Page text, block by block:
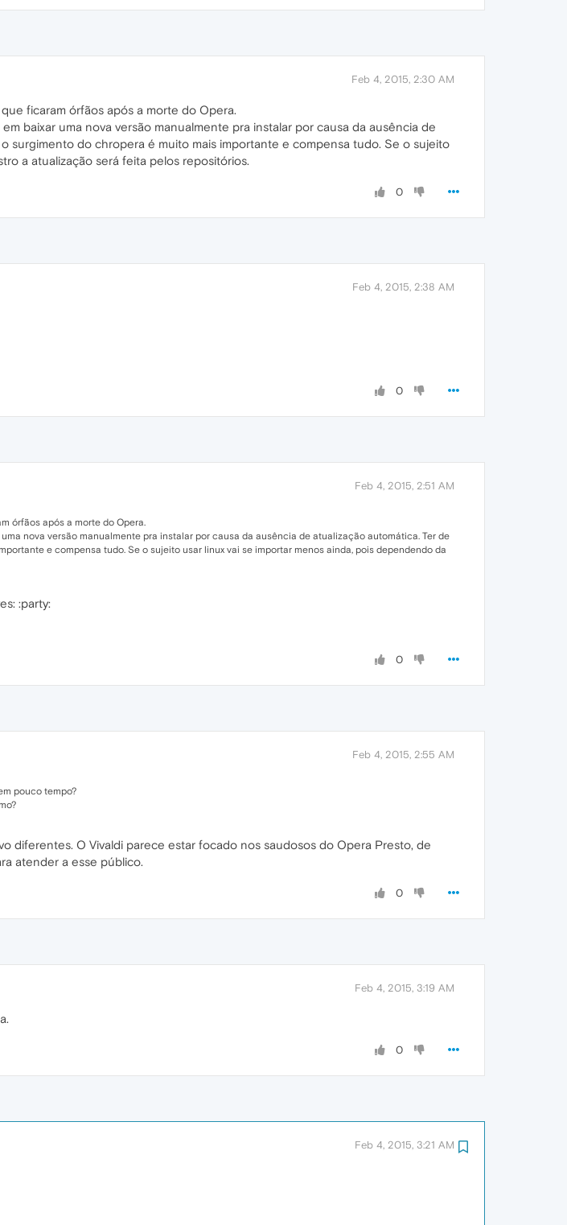
Feb 4, 2015, 2:30 AM
ficaram órfãos após a morte do Opera.
baixar uma nova versão manualmente pra instalar por causa da ausência de
surgimento do chropera é muito mais importante e compensa tudo. Se o sujeito
a atualização será feita pelos repositórios.
0
Feb 4, 2015, 2:38 AM
0
Feb 4, 2015, 2:51 AM
órfãos após a morte do Opera.
nova versão manualmente pra instalar por causa da ausência de atualização automática. Ter de
e compensa tudo. Se o sujeito usar linux vai se importar menos ainda, pois dependendo da
:party:
0
Feb 4, 2015, 2:55 AM
pouco tempo?
diferentes. O Vivaldi parece estar focado nos saudosos do Opera Presto, de
atender a esse público.
0
Feb 4, 2015, 3:19 AM
0
Feb 4, 2015, 3:21 AM